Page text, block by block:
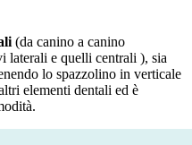
(da canino a canino
laterali e quelli centrali ), sia
lo spazzolino in verticale
elementi dentali ed è